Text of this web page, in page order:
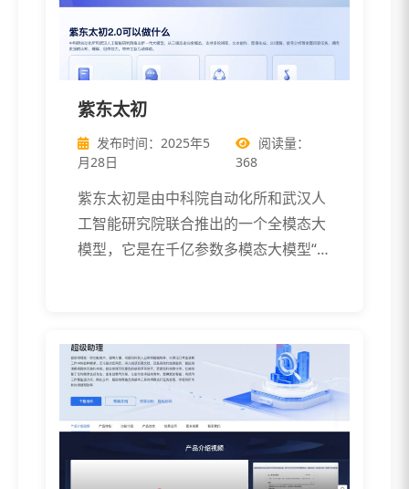
紫东太初
发布时间：2025年5
月28日
阅读量：
368
紫东太初是由中科院自动化所和武汉人
工智能研究院联合推出的一个全模态大
模型，它是在千亿参数多模态大模型“紫